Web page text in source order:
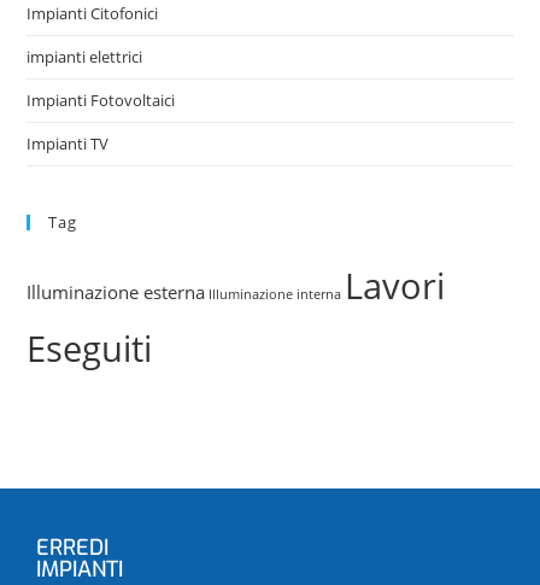
Impianti Citofonici
impianti elettrici
Impianti Fotovoltaici
Impianti TV
Tag
Illuminazione esterna Illuminazione interna Lavori
Eseguiti
ERREDI
IMPIANTI